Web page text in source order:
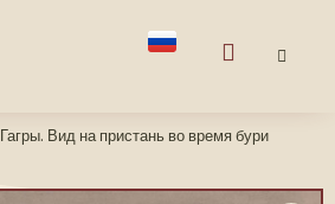
Гагры. Вид на пристань во время бури